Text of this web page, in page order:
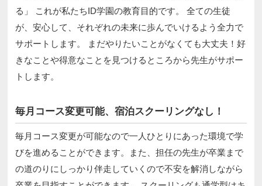
る」 これが私たちID学園の教育目的です。 全ての生徒
が、安心して、それぞれの未来に歩んでいけるよう全力で
サポートします。 まだやりたいことがなくても大丈夫！好
きなことや得意なことを見つけるところから先生がサポー
トします。
毎月コース変更可能、宿泊スクーリングなし！
毎月コース変更が可能なので一人ひとりにあった環境で学
びを進めることができます。また、担任の先生が卒業まで
の道のりにしっかり伴走していくので不安を解消しながら